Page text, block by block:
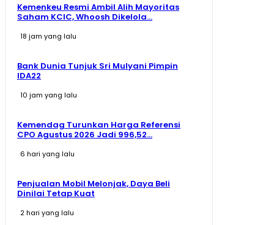
Kemenkeu Resmi Ambil Alih Mayoritas
Saham KCIC, Whoosh Dikelola...
18 jam yang lalu
Bank Dunia Tunjuk Sri Mulyani Pimpin
IDA22
10 jam yang lalu
Kemendag Turunkan Harga Referensi
CPO Agustus 2026 Jadi 996,52...
6 hari yang lalu
Penjualan Mobil Melonjak, Daya Beli
Dinilai Tetap Kuat
2 hari yang lalu